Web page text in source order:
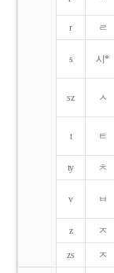
r ㄹ
s 시*
sz ㅅ
t ㅌ
ty ㅊ
v ㅂ
z ㅈ
zs ㅈ